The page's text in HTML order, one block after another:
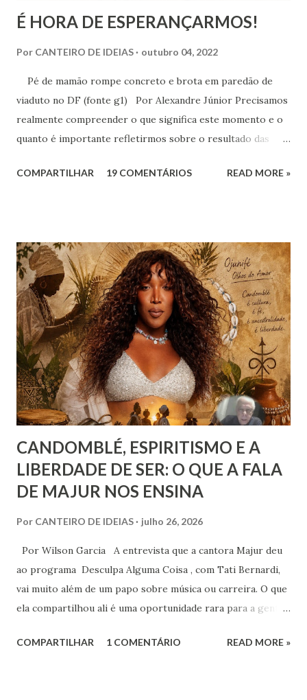
É HORA DE ESPERANÇARMOS!
Por CANTEIRO DE IDEIAS outubro 04, 2022
Pé de mamão rompe concreto e brota em paredão de
viaduto no DF (fonte g1) Por Alexandre Júnior Precisamos
realmente compreender o que significa este momento e o
quanto é importante refletirmos sobre o resultado das
esperançar! A História do Brasil é feita de invasão,
COMPARTILHAR 19 COMENTÁRIOS READ MORE »
CANDOMBLÉ, ESPIRITISMO E A
LIBERDADE DE SER: O QUE A FALA
DE MAJUR NOS ENSINA
Por CANTEIRO DE IDEIAS julho 26, 2026
Por Wilson Garcia A entrevista que a cantora Majur deu
ao programa Desculpa Alguma Coisa , com Tati Bernardi,
vai muito além de um papo sobre música ou carreira. O que
ela compartilhou ali é uma oportunidade rara para a gente
identidade espiritual, pertencimento e intolerância
COMPARTILHAR 1 COMENTÁRIO READ MORE »